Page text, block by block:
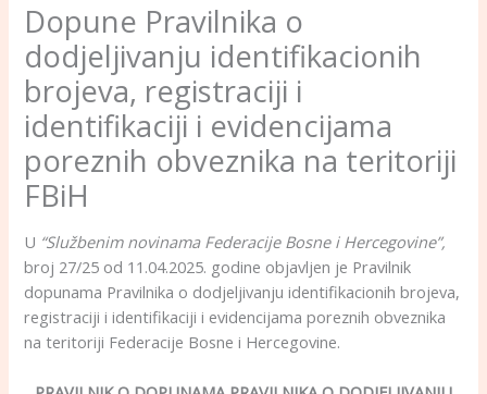
Dopune Pravilnika o
dodjeljivanju identifikacionih
brojeva, registraciji i
identifikaciji i evidencijama
poreznih obveznika na teritoriji
FBiH
U “Službenim novinama Federacije Bosne i Hercegovine”,
broj 27/25 od 11.04.2025. godine objavljen je Pravilnik
dopunama Pravilnika o dodjeljivanju identifikacionih brojeva,
registraciji i identifikaciji i evidencijama poreznih obveznika
na teritoriji Federacije Bosne i Hercegovine.